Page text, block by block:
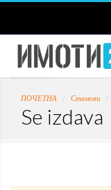
ПОЧЕТНА Станови
Se izdava